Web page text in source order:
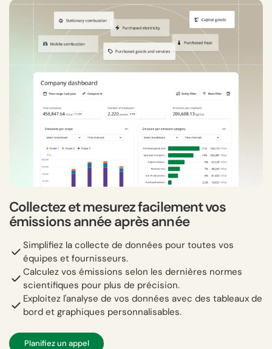
Collectez et mesurez facilement vos
émissions année après année
Simplifiez la collecte de données pour toutes vos
équipes et fournisseurs.
Calculez vos émissions selon les dernières normes
scientifiques pour plus de précision.
Exploitez l'analyse de vos données avec des tableaux de
bord et graphiques personnalisables.
Planifiez un appel